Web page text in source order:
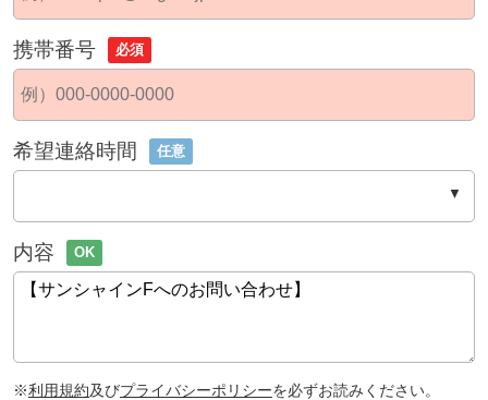
携帯番号 必須
希望連絡時間 任意
内容 OK
※利用規約及びプライバシーポリシーを必ずお読みください。